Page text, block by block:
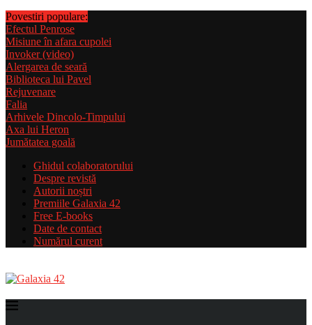
Povestiri populare:
Efectul Penrose
Misiune în afara cupolei
Invoker (video)
Alergarea de seară
Biblioteca lui Pavel
Rejuvenare
Falia
Arhivele Dincolo-Timpului
Axa lui Heron
Jumătatea goală
Ghidul colaboratorului
Despre revistă
Autorii noștri
Premiile Galaxia 42
Free E-books
Date de contact
Numărul curent